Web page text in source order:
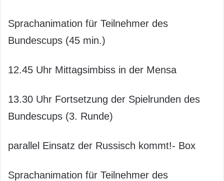
Sprachanimation für Teilnehmer des
Bundescups (45 min.)
12.45 Uhr Mittagsimbiss in der Mensa
13.30 Uhr Fortsetzung der Spielrunden des
Bundescups (3. Runde)
parallel Einsatz der Russisch kommt!- Box
Sprachanimation für Teilnehmer des